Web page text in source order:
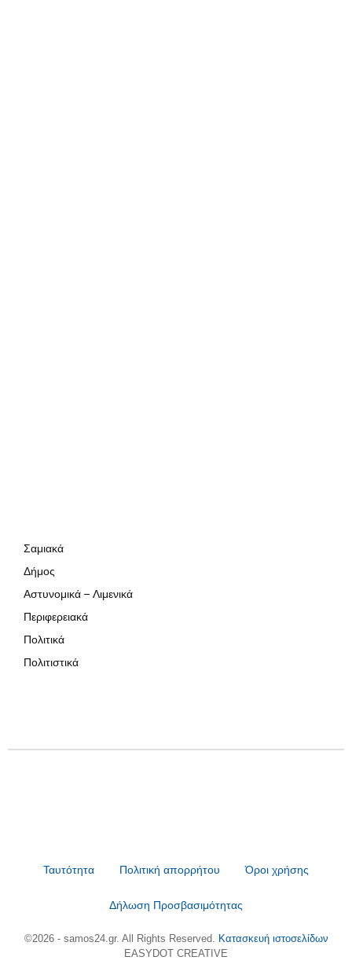
Σαμιακά
Δήμος
Αστυνομικά – Λιμενικά
Περιφερειακά
Πολιτικά
Πολιτιστικά
Ταυτότητα Πολιτική απορρήτου Όροι χρήσης
Δήλωση Προσβασιμότητας
©2026 - samos24.gr. All Rights Reserved. Κατασκευή ιστοσελίδων
EASYDOT CREATIVE